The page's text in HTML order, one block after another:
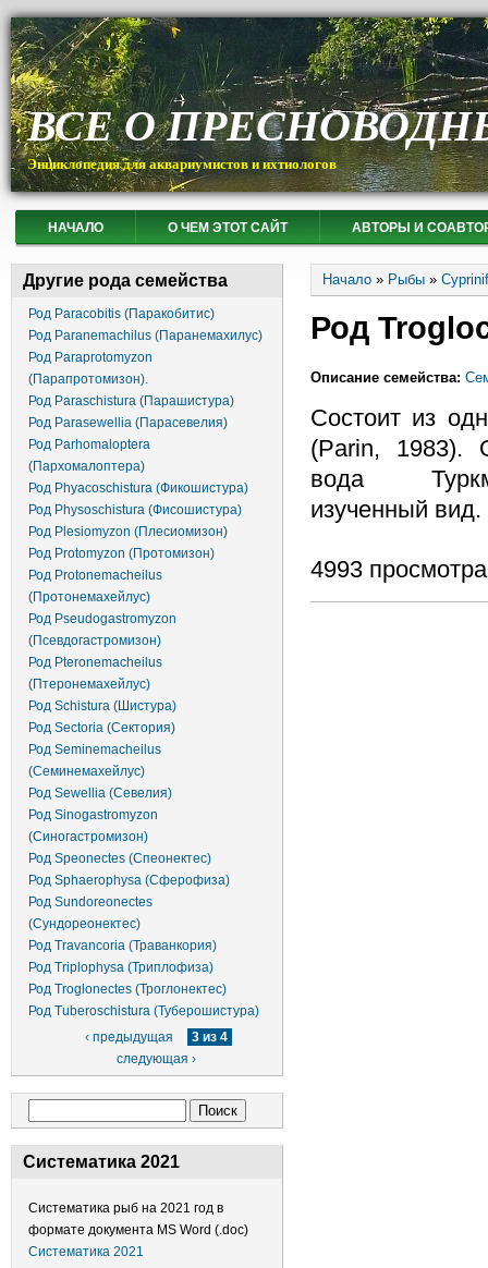
ВСЕ О
Энциклопедия для аквариумистов и ихтиологов
НАЧАЛО О ЧЕМ ЭТОТ САЙТ АВТОРЫ И
Другие рода семейства
Род Paracobitis (Паракобитис)
Род Paranemachilus (Паранемахилус)
Род Paraprotomyzon
(Парапротомизон).
Род Paraschistura (Парашистура)
Род Parasewellia (Парасевелия)
Род Parhomaloptera
(Пархомалоптера)
Род Phyacoschistura (Фикошистура)
Род Physoschistura (Фисошистура)
Род Plesiomyzon (Плесиомизон)
Род Protomyzon (Протомизон)
Род Protonemacheilus
(Протонемахейлус)
Род Pseudogastromyzon
(Псевдогастромизон)
Род Pteronemacheilus
(Птеронемахейлус)
Род Schistura (Шистура)
Род Sectoria (Сектория)
Род Seminemacheilus
(Семинемахейлус)
Род Sewellia (Севелия)
Род Sinogastromyzon
(Синогастромизон)
Род Speonectes (Спеонектес)
Род Sphaerophysa (Сферофиза)
Род Sundoreonectes
(Сундореонектес)
Род Travancoria (Траванкория)
Род Triplophysa (Триплофиза)
Род Troglonectes (Троглонектес)
Род Tuberoschistura (Туберошистура)
‹ предыдущая
3 из 4
следующая ›
Систематика 2021
Систематика рыб на 2021 год в
формате документа MS Word (.doc)
Систематика 2021
Вы здесь
Начало » Рыбы »
Род
Описание семейства:
Состоит из
(Parin, 1983).
вода
изученный
4993 просмотра